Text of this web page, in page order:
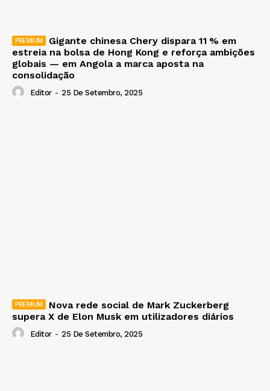
Gigante chinesa Chery dispara 11 % em
estreia na bolsa de Hong Kong e reforça ambições
globais — em Angola a marca aposta na
consolidação
Editor - 25 De Setembro, 2025
Nova rede social de Mark Zuckerberg
supera X de Elon Musk em utilizadores diários
Editor - 25 De Setembro, 2025